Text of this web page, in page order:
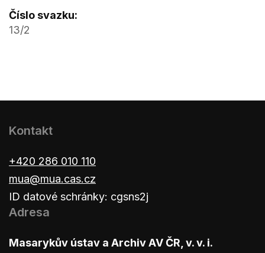
Číslo svazku:
13/2
Kontakt
+420 286 010 110
mua@mua.cas.cz
ID datové schránky: cgsns2j
Adresa
Masarykův ústav a Archiv AV ČR, v. v. i.